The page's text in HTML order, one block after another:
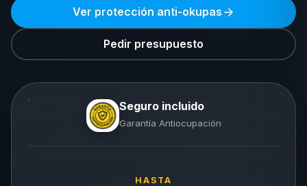
Ver protección anti-okupas
Pedir presupuesto
Seguro incluido
Garantía Antiocupación
HASTA